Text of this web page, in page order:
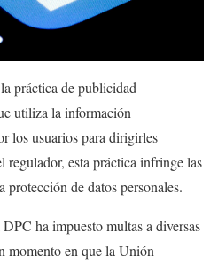
práctica de publicidad
utiliza la información
los usuarios para dirigirles
regulador, esta práctica infringe las
de datos personales.
ha impuesto multas a diversas
momento en que la Unión